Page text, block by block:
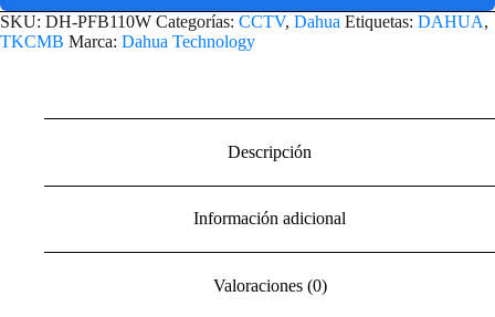
SKU: DH-PFB110W Categorías: CCTV, Dahua Etiquetas: DAHUA,
TKCMB Marca: Dahua Technology
Descripción
Información adicional
Valoraciones (0)